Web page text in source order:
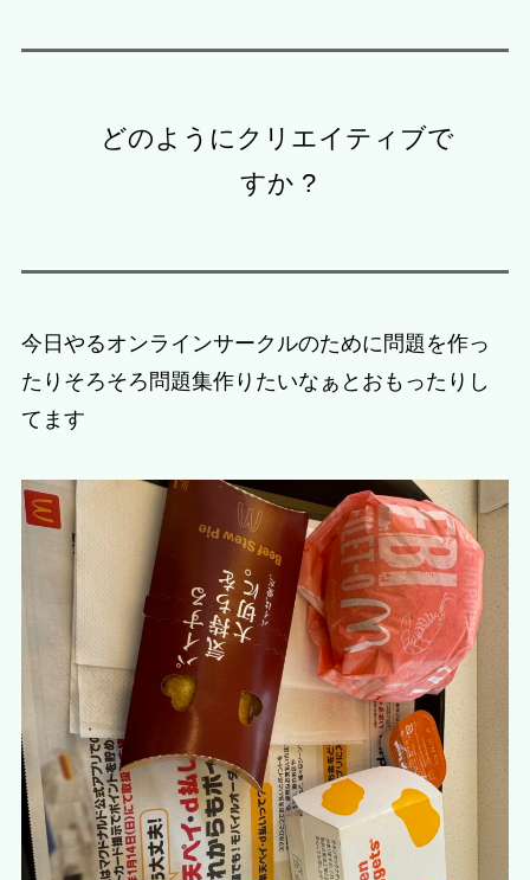
どのようにクリエイティブで
すか ?
今日やるオンラインサークルのために問題を作っ
たりそろそろ問題集作りたいなぁとおもったりし
てます